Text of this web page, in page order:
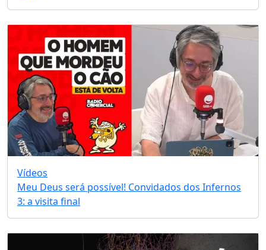
Vídeos
Meu Deus será possível! Convidados dos Infernos
3: a visita final